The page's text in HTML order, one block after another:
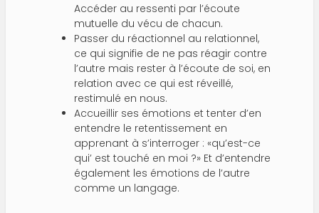
Accéder au ressenti par l’écoute
mutuelle du vécu de chacun.
Passer du réactionnel au relationnel,
ce qui signifie de ne pas réagir contre
l’autre mais rester à l’écoute de soi, en
relation avec ce qui est réveillé,
restimulé en nous.
Accueillir ses émotions et tenter d’en
entendre le retentissement en
apprenant à s’interroger : «qu’est-ce
qui’ est touché en moi ?» Et d’entendre
également les émotions de l’autre
comme un langage.